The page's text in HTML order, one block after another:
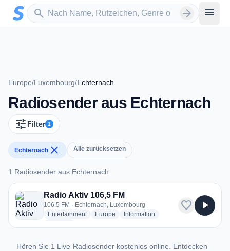
Zum Hauptinhalt springen
search
Sender suchen arrow_forward menu
Europe/Luxembourg/Echternach
Radiosender aus Echternach
tune Filter 1
Echternach close Alle zurücksetzen
1 Radiosender aus Echternach
1 Radiosender aus Echternach
Radio Aktiv 106,5 FM
106.5 FM · Echternach, Luxembourg
Entertainmentradio stations
Europe radio stations
Information
favorite play_arrow
Hören Sie 1 Live-Radiosender kostenlos online. Entdecken